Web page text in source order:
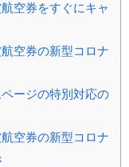
空券をすぐにキャ
空券の新型コロナ
ージの特別対応の
空券の新型コロナ